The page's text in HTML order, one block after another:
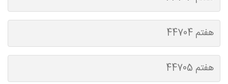
هفتم 44704
هفتم 44705